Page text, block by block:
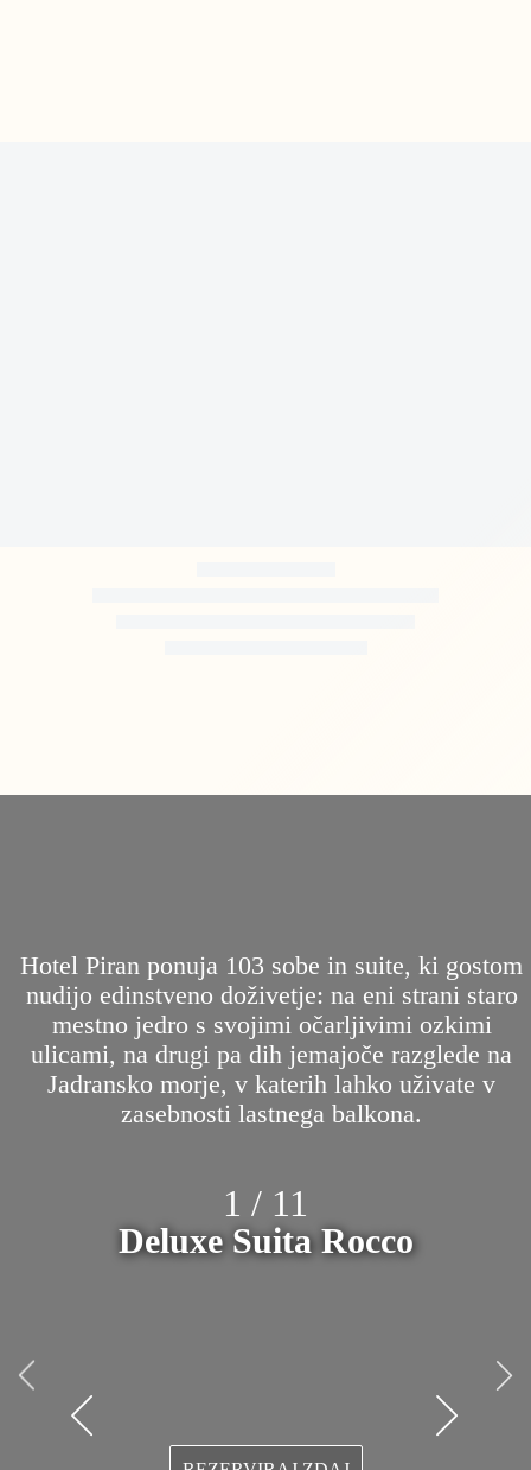
Z Amijem na potep
Portorož - Piran
Hotel Piran ponuja 103 sobe in suite, ki gostom
nudijo edinstveno doživetje: na eni strani staro
mestno jedro s svojimi očarljivimi ozkimi
ulicami, na drugi pa dih jemajoče razglede na
Jadransko morje, v katerih lahko uživate v
zasebnosti lastnega balkona.
1 / 11
Deluxe Suita Rocco​